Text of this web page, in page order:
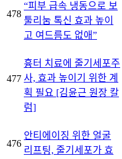
478
“피부 급속 냉동으로 보
툴리눔 톡신 효과 높이
고 여드름도 없애”
477
흉터 치료에 줄기세포주
사, 효과 높이기 위한 계
획 필요 [김윤근 원장 칼
럼]
476
안티에이징 위한 얼굴
리프팅, 줄기세포가 효